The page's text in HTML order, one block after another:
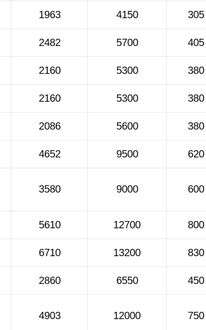
1963 4150 305
2482 5700 405
2160 5300 380
2160 5300 380
2086 5600 380
4652 9500 620
3580 9000 600
5610 12700 800
6710 13200 830
2860 6550 450
4903 12000 750